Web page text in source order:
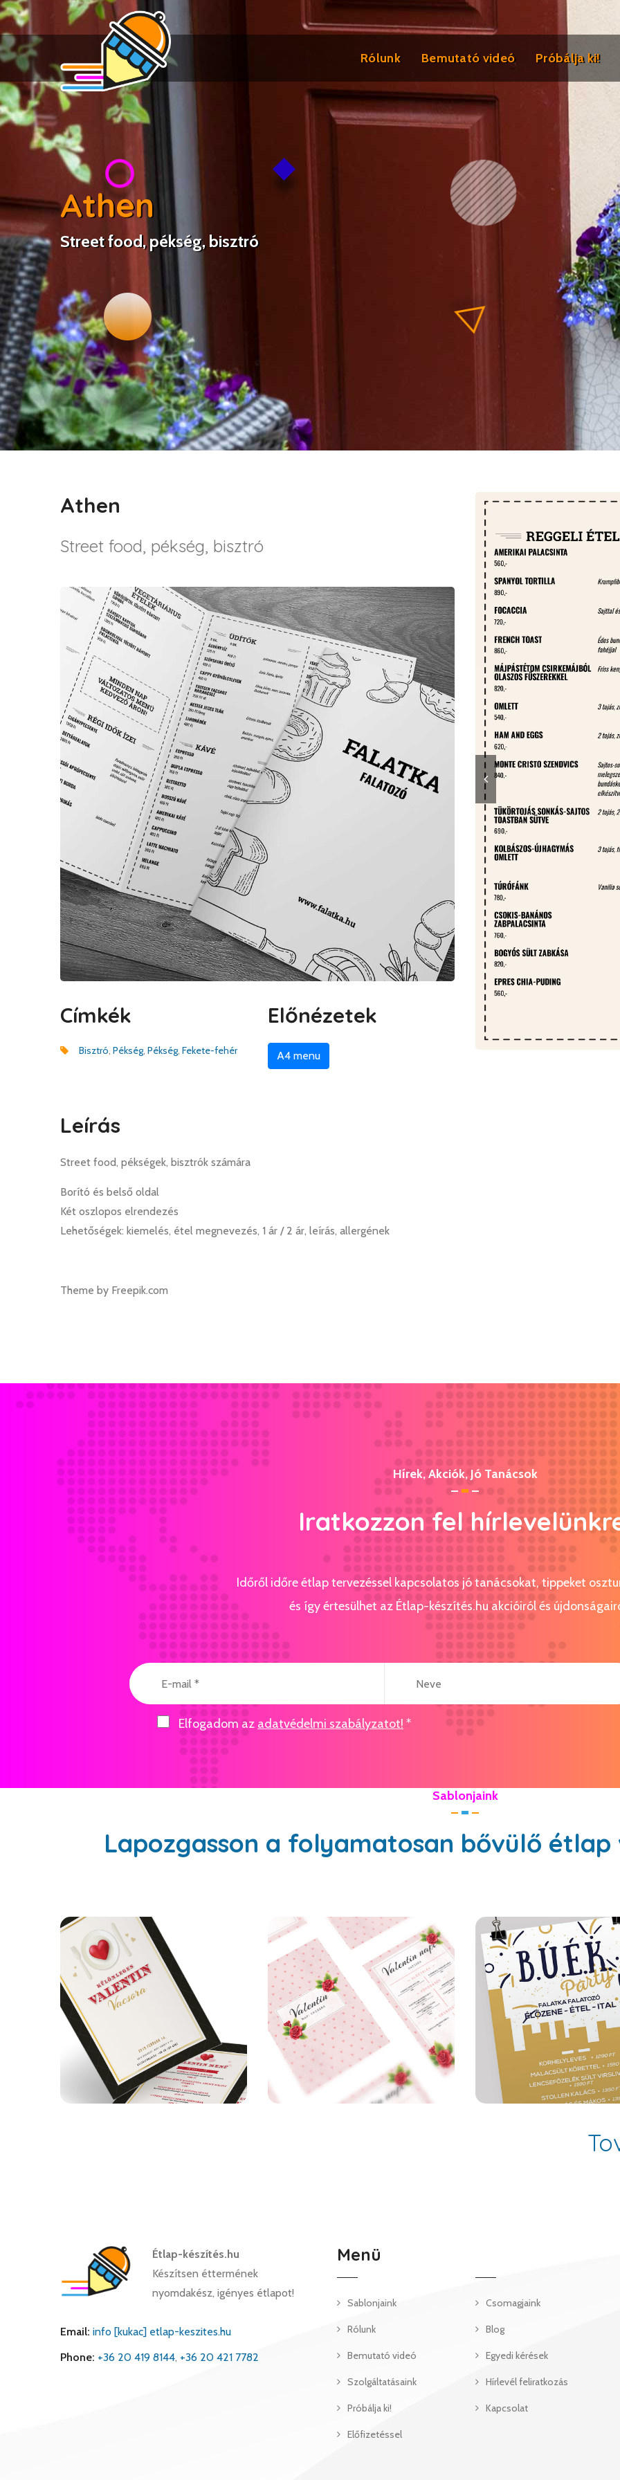
Rólunk Bemutató videó Próbálja ki!
Athen
Street food, pékség, bisztró
Athen
Street food, pékség, bisztró
Címkék
Bisztró, Pékség, Pékség, Fekete-fehér
Előnézetek
A4 menu
Leírás
Street food, pékségek, bisztrók számára
Borító és belső oldal
Két oszlopos elrendezés
Lehetőségek: kiemelés, étel megnevezés, 1 ár / 2 ár, leírás, allergének
Theme by Freepik.com
Hírek, Akciók, Jó Tanácsok
Iratkozzon fel
Időről időre étlap tervezéssel kapcsolatos jó tanácsokat, tippeket
és így értesülhet az Étlap-készítés.hu akcióiról és
Elfogadom az adatvédelmi szabályzatot! *
Sablonjaink
Lapozgasson a folyamatosan bővülő
Verona Toronto
Étlap-készítés.hu
Készítsen éttermének
nyomdakész, igényes étlapot!
Email: info [kukac] etlap-keszites.hu
Phone: +36 20 419 8144, +36 20 421 7782
Menü
Sablonjaink
Rólunk
Bemutató videó
Szolgáltatásaink
Próbálja ki!
Előfizetéssel
Csomagjaink
Blog
Egyedi kérések
Hírlevél feliratkozás
Kapcsolat